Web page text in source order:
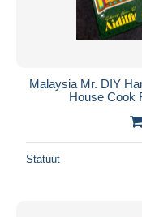
Malaysia Mr. DIY
House Cook
Statuut